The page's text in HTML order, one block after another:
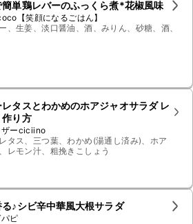
簡単鶏レバーのふっくら煮*花椒風味
【笑顔になるごはん】
、生姜、淡口醤油、酒、みりん、砂糖、酒、
タスとわかめのホアジャオサラダ レ
作り方
ザーciciino
タス、三つ葉、わかめ(湯通し済み)、ホア
レモン汁、粗挽きこしょう
♪シビ辛中華風大根サラダ
ピ